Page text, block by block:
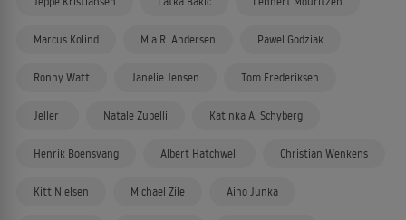
Marcus Kolind Mia R. Andersen Pawel Godziak
Ronny Watt Janelie Jensen Tom Frederiksen
Jeller Natale Zupelli Katinka A. Schyberg
Henrik Boensvang Albert Hatchwell Christian Wenkens
Kitt Nielsen Michael Zile Aino Junka